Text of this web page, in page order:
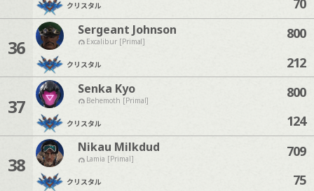
クリスタル 70
36
Sergeant Johnson
Excalibur [Primal]
クリスタル
800
212
37
Senka Kyo
Behemoth [Primal]
クリスタル
800
124
38
Nikau Milkdud
Lamia [Primal]
クリスタル
709
75